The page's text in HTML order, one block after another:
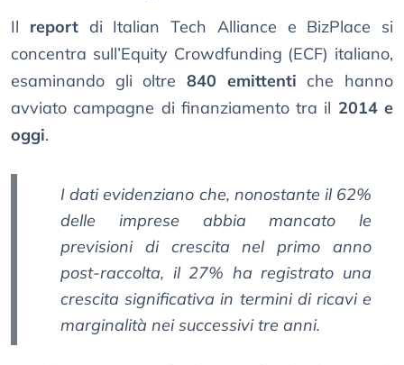
Il reportdi Italian Tech Alliance e BizPlace si
concentra sull’Equity Crowdfunding (ECF) italiano,
esaminando gli oltre 840 emittenti che hanno
avviato campagne di finanziamento tra il 2014 e
oggi.
I dati evidenziano che, nonostante il 62%
delle imprese abbia mancato le
previsioni di crescita nel primo anno
post-raccolta, il 27% ha registrato una
crescita significativa in termini di ricavi e
marginalità nei successivi tre anni.